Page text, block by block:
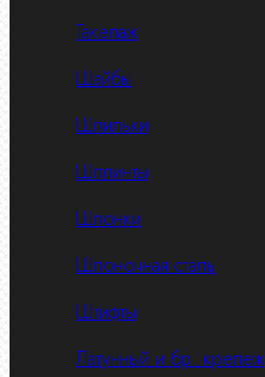
Такелаж
Шайбы
Шпильки
Шплинты
Шпонки
Шпоночная сталь
Штифты
Латунный и бр. крепеж